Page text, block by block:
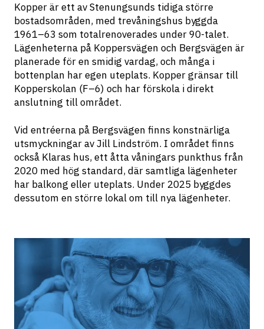
Kopper är ett av Stenungsunds tidiga större
bostadsområden, med trevåningshus byggda
1961–63 som totalrenoverades under 90-talet.
Lägenheterna på Koppersvägen och Bergsvägen är
planerade för en smidig vardag, och många i
bottenplan har egen uteplats. Kopper gränsar till
Kopperskolan (F–6) och har förskola i direkt
anslutning till området.
Vid entréerna på Bergsvägen finns konstnärliga
utsmyckningar av Jill Lindström. I området finns
också Klaras hus, ett åtta våningars punkthus från
2020 med hög standard, där samtliga lägenheter
har balkong eller uteplats. Under 2025 byggdes
dessutom en större lokal om till nya lägenheter.